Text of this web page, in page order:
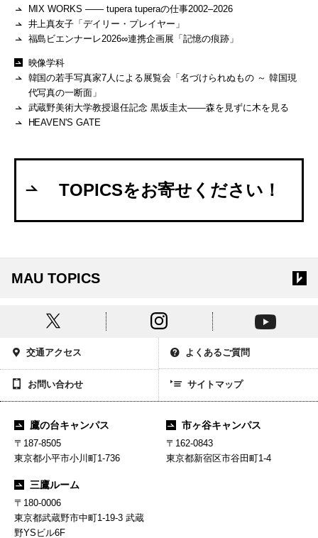
MIX WORKS —— tupera tuperaの仕事2002–2026
井上真友子「デイリー・プレイヤー」
福島ビエンナーレ2026∞連携企画展「記憶の痕跡」
映像学科
韓国の若手写真家7人による展覧会「名づけられぬもの ～ 韓国現
代写真の一断面」
武蔵野美術大学教授退任記念 黒坂圭太——森を見ずに木を見る
HEAVEN'S GATE
TOPICSをお寄せください！
MAU TOPICS
交通アクセス よくあるご質問
お問い合わせ サイトマップ
鷹の台キャンパス
〒187-8505
東京都小平市小川町1-736
市ヶ谷キャンパス
〒162-0843
東京都新宿区市谷田町1-4
三鷹ルーム
〒180-0006
東京都武蔵野市中町1-19-3 武蔵
野YSビル6F